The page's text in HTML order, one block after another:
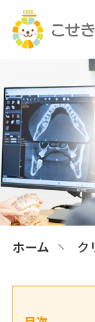
ホーム ク